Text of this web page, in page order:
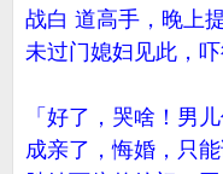
战白 道高手，晚上
未过门媳妇见此，
「好了，哭啥！男
成亲了，悔婚，只